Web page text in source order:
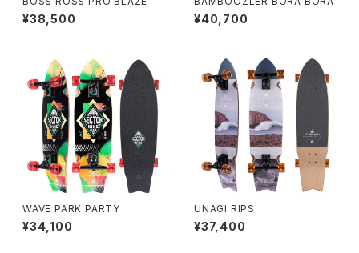
¥38,500 ¥40,700
WAVE PARK PARTY
¥34,100
UNAGI RIPS
¥37,400